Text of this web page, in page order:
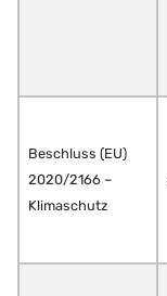
Beschluss (EU)
2020/2166 –
Klimaschutz